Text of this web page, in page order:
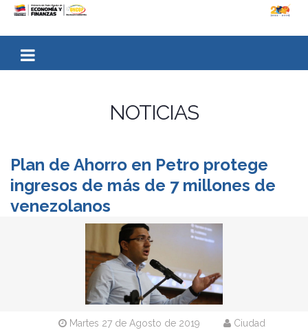
NOTICIAS
Plan de Ahorro en Petro protege
ingresos de más de 7 millones de
venezolanos
Martes 27 de Agosto de 2019
Ciudad